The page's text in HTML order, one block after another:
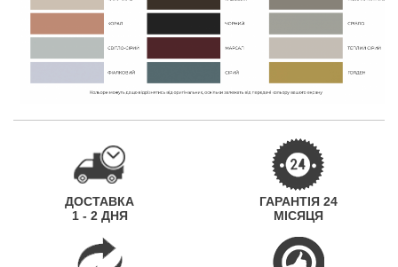
ДОСТАВКА
1 - 2 ДНЯ
ГАРАНТІЯ 24
МІСЯЦЯ